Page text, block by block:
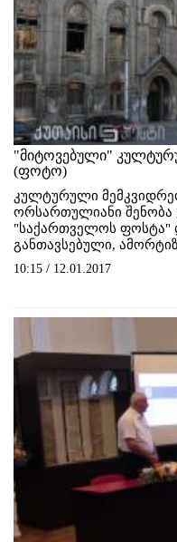
"მიტოვებული"
(ფოტო)
კულტურული
ორსართულიანი შენობა
"საქართველოს ფოსტა"
განთავსებული,
10:15 / 12.01.2017